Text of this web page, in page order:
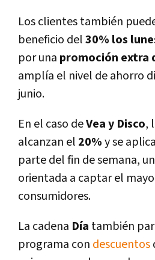
Los clientes también
beneficio del30% los lune
por una promoción extra
amplía el nivel de ahorro
junio.
En el caso deVea y Disco,
alcanzan el 20%y se
parte del fin de semana,
orientada a captar el
consumidores.
La cadena Día también
programa con descuentos